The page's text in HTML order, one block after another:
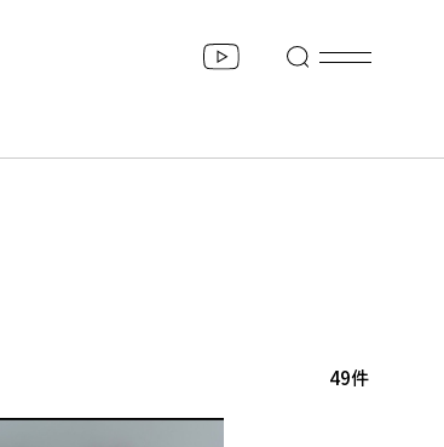
49件